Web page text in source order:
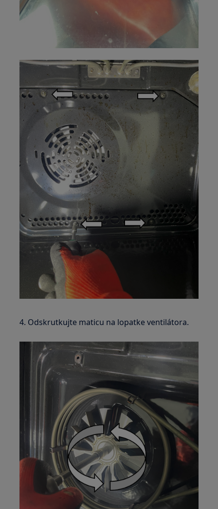
4. Odskrutkujte maticu na lopatke ventilátora.